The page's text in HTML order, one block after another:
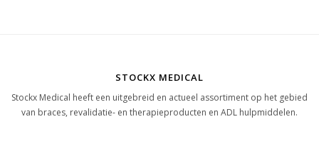
STOCKX MEDICAL
Stockx Medical heeft een uitgebreid en actueel assortiment op het gebied
van braces, revalidatie- en therapieproducten en ADL hulpmiddelen.